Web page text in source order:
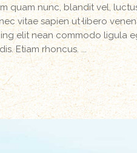
quam nunc, blandit vel,
vitae sapien ut libero
elit nean commodo ligula
Etiam rhoncus.